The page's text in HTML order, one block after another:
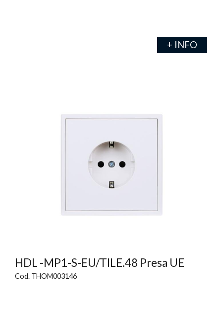
+ INFO
HDL -MP1-S-EU/TILE.48 Presa UE
Cod. THOM003146